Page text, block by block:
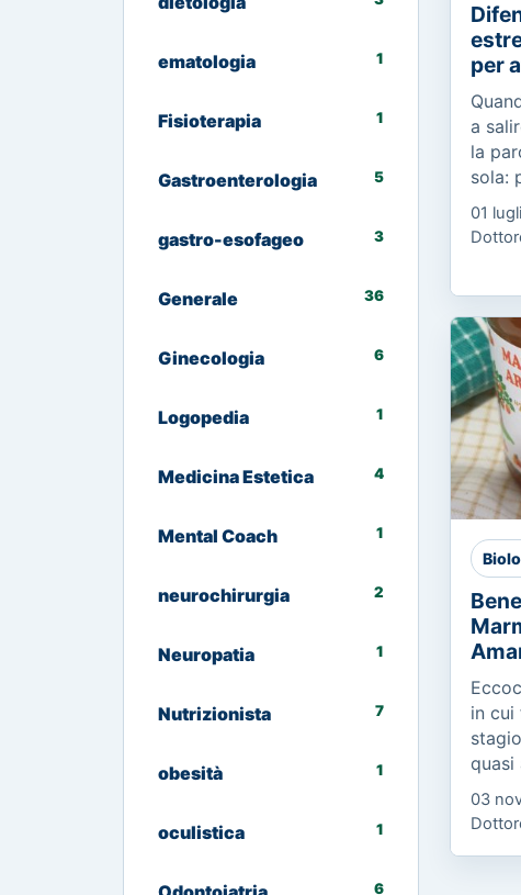
ematologia 1
Fisioterapia 1
Gastroenterologia 5
gastro-esofageo 3
Generale 36
Ginecologia 6
Logopedia 1
Medicina Estetica 4
Mental Coach 1
neurochirurgia 2
Neuropatia 1
Nutrizionista 7
obesità 1
oculistica 1
6
per
a
la
sola:
di
di
01
in cui
quasi
Essa
03